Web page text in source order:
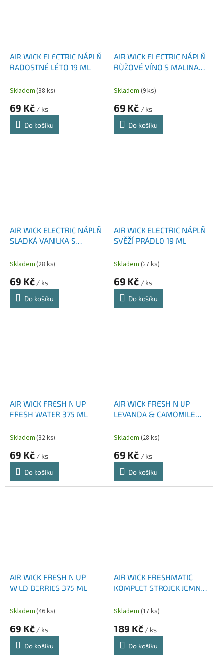
AIR WICK ELECTRIC NÁPLŇ
RADOSTNÉ LÉTO 19 ML
Skladem (38 ks)
69 Kč / ks
Do košíku
AIR WICK ELECTRIC NÁPLŇ
RŮŽOVÉ VÍNO S MALINAMI
Skladem (9 ks)
69 Kč / ks
Do košíku
AIR WICK ELECTRIC NÁPLŇ
SLADKÁ VANILKA S
ML
Skladem (28 ks)
69 Kč / ks
Do košíku
AIR WICK ELECTRIC NÁPLŇ
SVĚŽÍ PRÁDLO 19 ML
Skladem (27 ks)
69 Kč / ks
Do košíku
AIR WICK FRESH N UP
FRESH WATER 375 ML
Skladem (32 ks)
69 Kč / ks
Do košíku
AIR WICK FRESH N UP
LEVANDA & CAMOMILE
Skladem (28 ks)
69 Kč / ks
Do košíku
AIR WICK FRESH N UP
WILD BERRIES 375 ML
Skladem (46 ks)
69 Kč / ks
Do košíku
AIR WICK FRESHMATIC
KOMPLET STROJEK JEMNÝ
ML
Skladem (17 ks)
189 Kč / ks
Do košíku